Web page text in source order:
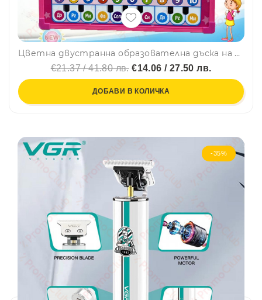
Цветна двустранна образователна дъска на български език с маркер - PINK
€21.37 / 41.80 лв.€14.06 / 27.50 лв.
ДОБАВИ В КОЛИЧКА
-35%